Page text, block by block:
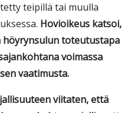
teipillä tai muulla
Hovioikeus katsoi,
toteutustapa
voimassa
vaatimusta.
viitaten, että